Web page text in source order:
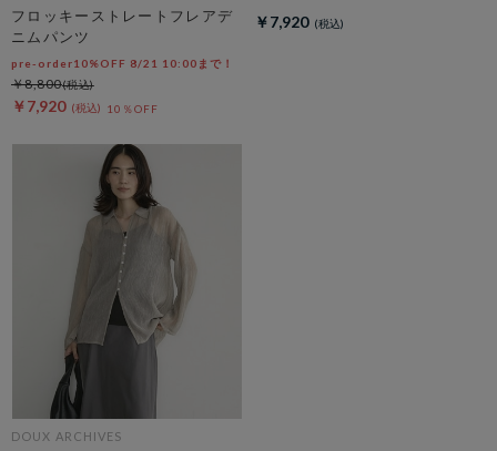
フロッキーストレートフレアデ
ニムパンツ
pre-order10%OFF 8/21 10:00まで！
￥7,920 10％OFF
￥8,800
￥7,920
DOUX ARCHIVES